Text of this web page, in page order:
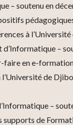
– soutenu en
à
–
en e-
de
–
de